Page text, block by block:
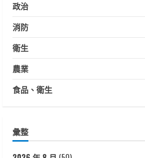
政治
消防
衛生
農業
食品、衛生
彙整